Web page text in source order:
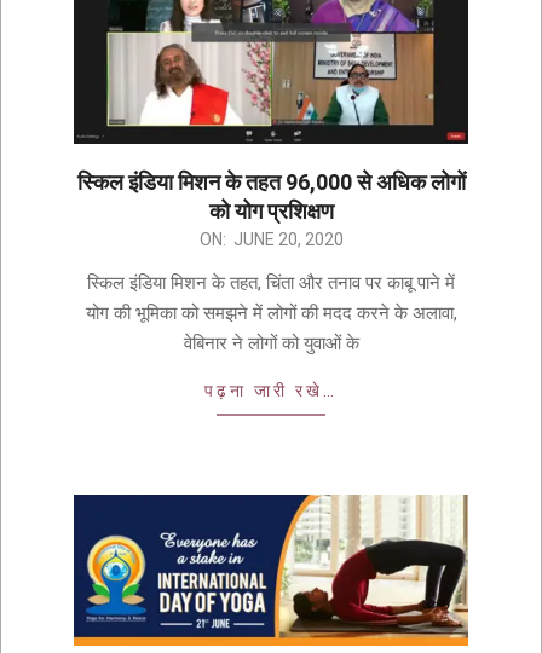
स्किल इंडिया मिशन के तहत 96,000 से अधिक लोगों
को योग प्रशिक्षण
ON: JUNE 20, 2020
स्किल इंडिया मिशन के तहत, चिंता और तनाव पर काबू पाने में
योग की भूमिका को समझने में लोगों की मदद करने के अलावा,
वेबिनार ने लोगों को युवाओं के
पढ़ना जारी रखे…